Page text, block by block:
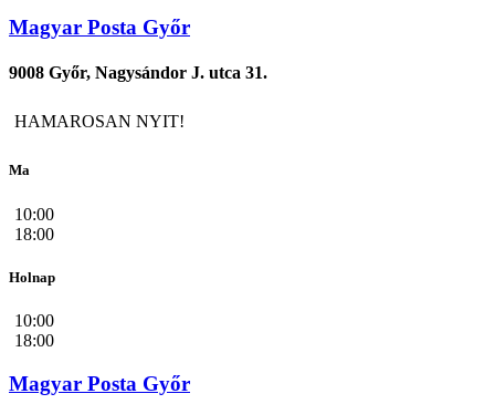
Magyar Posta Győr
9008 Győr, Nagysándor J. utca 31.
HAMAROSAN NYIT!
Ma
10:00
18:00
Holnap
10:00
18:00
Magyar Posta Győr